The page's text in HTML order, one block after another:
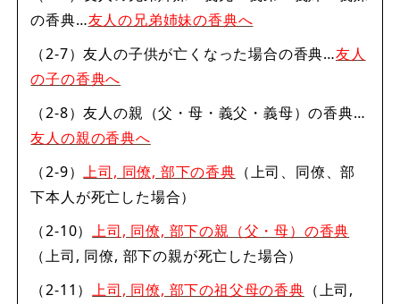
の香典…友人の兄弟姉妹の香典へ
（2-7）友人の子供が亡くなった場合の香典…友人
の子の香典へ
（2-8）友人の親（父・母・義父・義母）の香典…
友人の親の香典へ
（2-9）上司, 同僚, 部下の香典 （上司、同僚、部
下本人が死亡した場合）
（2-10）上司, 同僚, 部下の親（父・母）の香典
（上司, 同僚, 部下の親が死亡した場合）
（2-11）上司, 同僚, 部下の祖父母の香典 （上司,